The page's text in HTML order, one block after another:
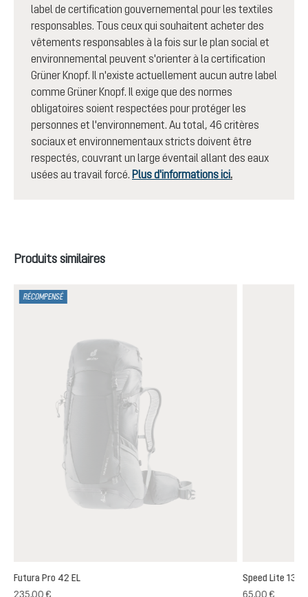
label de certification gouvernemental pour les textiles
responsables. Tous ceux qui souhaitent acheter des
vêtements responsables à la fois sur le plan social et
environnemental peuvent s'orienter à la certification
Grüner Knopf. Il n'existe actuellement aucun autre label
comme Grüner Knopf. Il exige que des normes
obligatoires soient respectées pour protéger les
personnes et l'environnement. Au total, 46 critères
sociaux et environnementaux stricts doivent être
respectés, couvrant un large éventail allant des eaux
usées au travail forcé. Plus d'informations ici.
Ignorer la galerie de produits
Produits similaires
RÉCOMPENSÉ
Futura Pro 42 EL
235,00 €
Speed Lite 13
65,00 €